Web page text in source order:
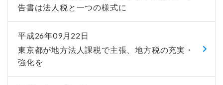
告書は法人税と一つの様式に
平成26年09月22日
東京都が地方法人課税で主張、地方税の充実・
強化を